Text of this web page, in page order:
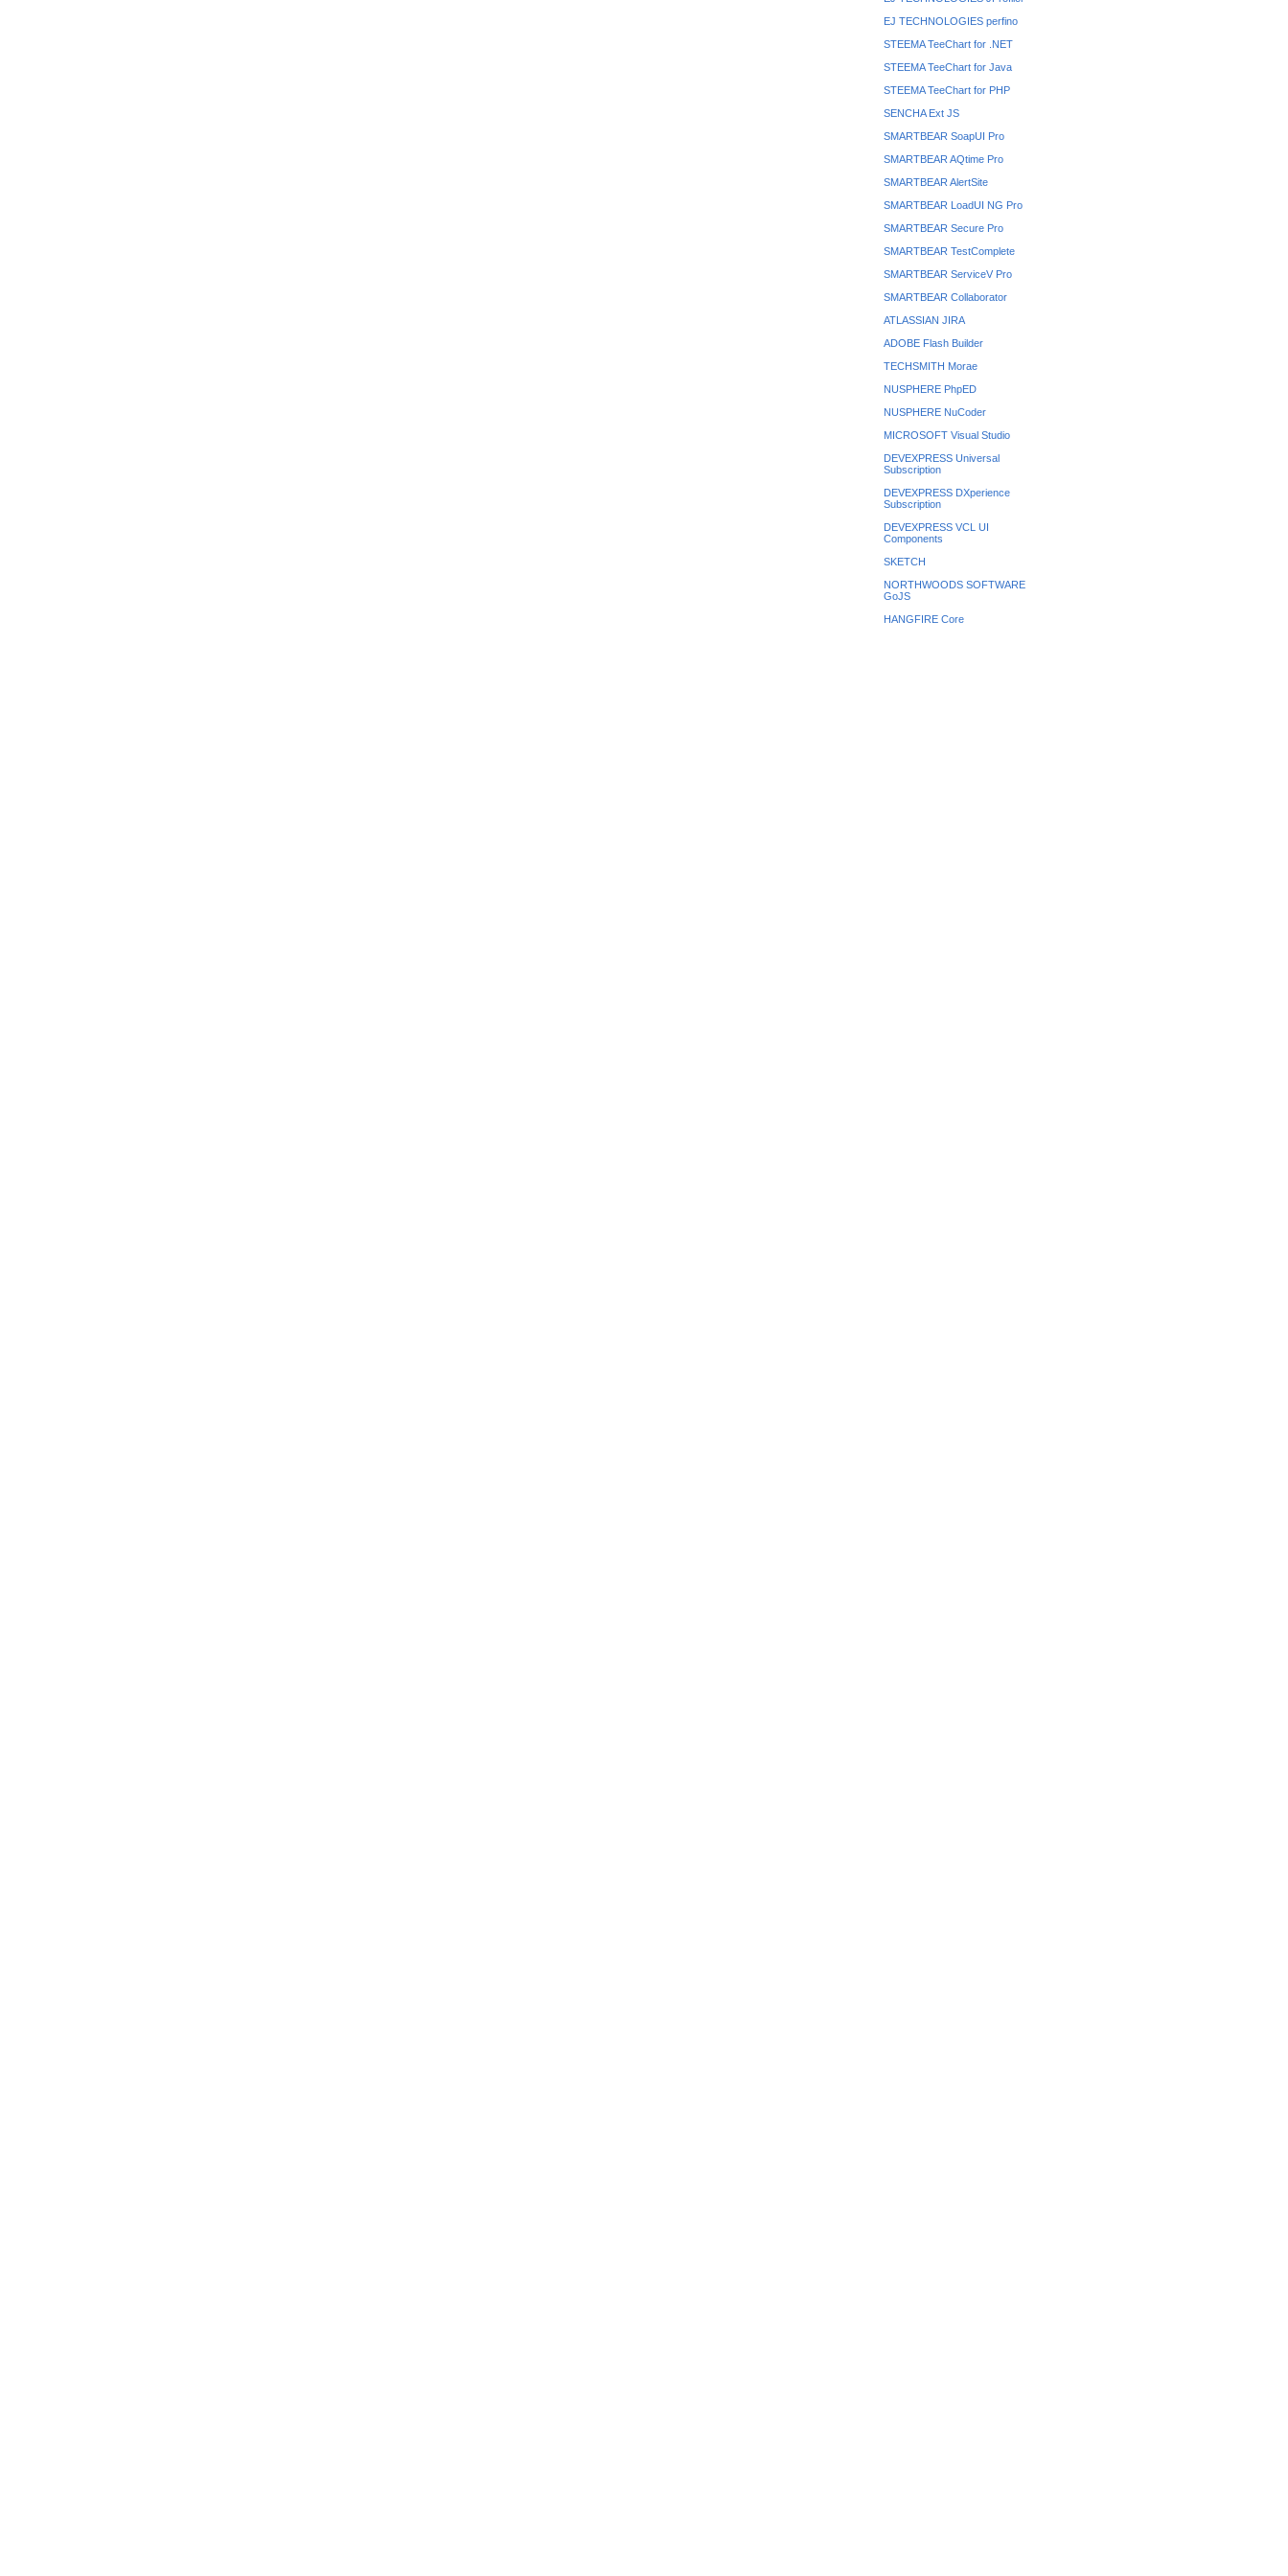
EJ TECHNOLOGIES perfino
STEEMA TeeChart for .NET
STEEMA TeeChart for Java
STEEMA TeeChart for PHP
SENCHA Ext JS
SMARTBEAR SoapUI Pro
SMARTBEAR AQtime Pro
SMARTBEAR AlertSite
SMARTBEAR LoadUI NG Pro
SMARTBEAR Secure Pro
SMARTBEAR TestComplete
SMARTBEAR ServiceV Pro
SMARTBEAR Collaborator
ATLASSIAN JIRA
ADOBE Flash Builder
TECHSMITH Morae
NUSPHERE PhpED
NUSPHERE NuCoder
MICROSOFT Visual Studio
DEVEXPRESS Universal
Subscription
DEVEXPRESS DXperience
Subscription
DEVEXPRESS VCL UI
Components
SKETCH
NORTHWOODS SOFTWARE
GoJS
HANGFIRE Core